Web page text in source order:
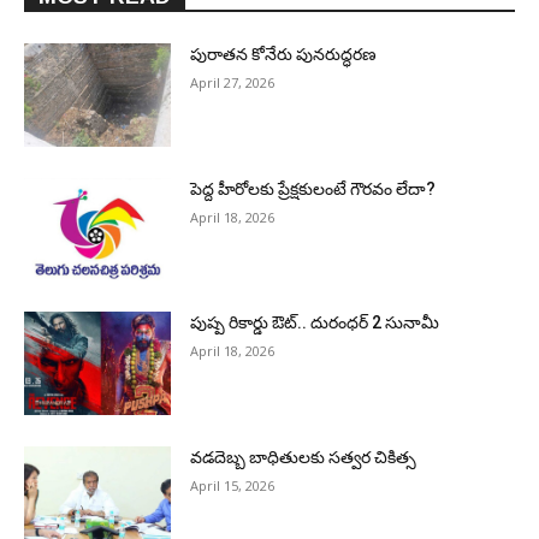
పురాత‌న కోనేరు పున‌రుద్ధ‌ర‌ణ
April 27, 2026
పెద్ద హీరోల‌కు ప్రేక్ష‌కులంటే గౌర‌వం లేదా?
April 18, 2026
పుష్ప రికార్డు ఔట్‌.. దురంధ‌ర్ 2 సునామీ
April 18, 2026
వడదెబ్బ బాధితులకు సత్వర చికిత్స
April 15, 2026